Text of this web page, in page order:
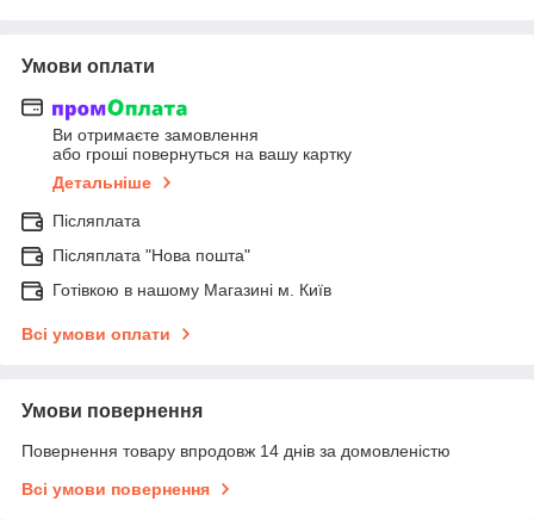
Умови оплати
Ви отримаєте замовлення
або гроші повернуться на вашу картку
Детальніше
Післяплата
Післяплата "Нова пошта"
Готівкою в нашому Магазині м. Київ
Всі умови оплати
Умови повернення
Повернення товару впродовж 14 днів за домовленістю
Всі умови повернення